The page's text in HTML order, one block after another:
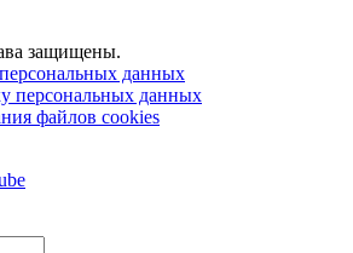
защищены.
данных
персональных данных
файлов cookies